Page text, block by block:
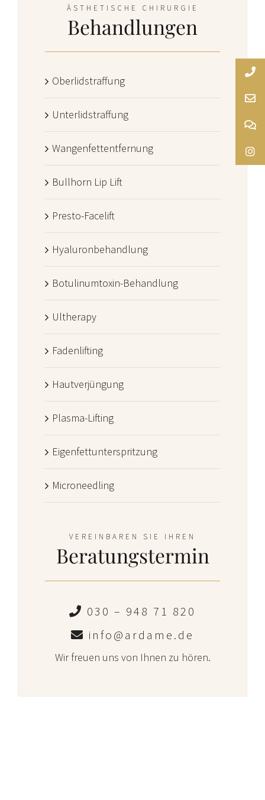
ÄSTHETISCHE CHIRURGIE
Behandlungen
Oberlidstraffung
Unterlidstraffung
Wangenfettentfernung
Bullhorn Lip Lift
Presto-Facelift
Hyaluronbehandlung
Botulinumtoxin-Behandlung
Ultherapy
Fadenlifting
Hautverjüngung
Plasma-Lifting
Eigenfettunterspritzung
Microneedling
VEREINBAREN SIE IHREN
Beratungstermin
030 – 948 71 820
info@ardame.de
Wir freuen uns von Ihnen zu hören.